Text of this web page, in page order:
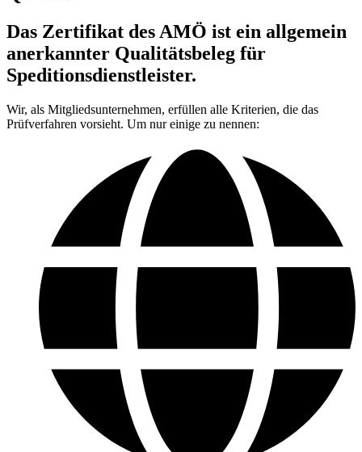
Das Zertifikat des AMÖ ist ein allgemein
anerkannter Qualitätsbeleg für
Speditionsdienstleister.
Wir, als Mitgliedsunternehmen, erfüllen alle Kriterien, die das
Prüfverfahren vorsieht. Um nur einige zu nennen: